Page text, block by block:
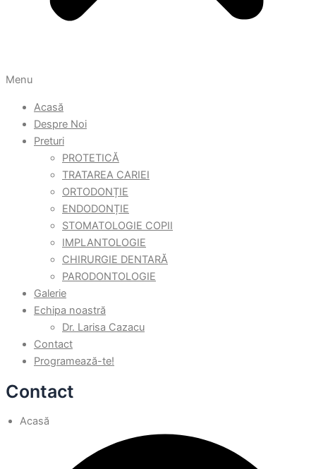
Menu
Acasă
Despre Noi
Preturi
PROTETICĂ
TRATAREA CARIEI
ORTODONȚIE
ENDODONȚIE
STOMATOLOGIE COPII
IMPLANTOLOGIE
CHIRURGIE DENTARĂ
PARODONTOLOGIE
Galerie
Echipa noastră
Dr. Larisa Cazacu
Contact
Programează-te!
Contact
Acasă